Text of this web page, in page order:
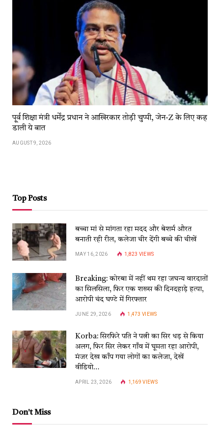
पू्र्व शिक्षा मंत्री धर्मेंद्र प्रधान ने आखिरकार तोड़ी चुप्पी, जेन-Z के लिए कह
डाली ये बात
AUGUST 9, 2026
Top Posts
बच्चा मां से मांगता रहा मदद और बेशर्म औरत
बनाती रही रील, कलेजा चीर देंगी बच्चे की चीखें
MAY 16, 2026 1,823 VIEWS
Breaking: कोरबा में नहीं थम रहा जघन्य वारदातों
का सिलसिला, फिर एक शख्स की दिनदहाड़े हत्या,
आरोपी चंद घण्टे में गिरफ्तार
JUNE 29, 2026 1,473VIEWS
Korba: सिरफिरे पति ने पत्नी का सिर धड़ से किया
अलग, फिर सिर लेकर गाँव में घूमता रहा आरोपी,
मंजर देख काँप गया लोगों का कलेजा, देखें
वीडियो…
APRIL 23, 2026 1,169VIEWS
Don't Miss